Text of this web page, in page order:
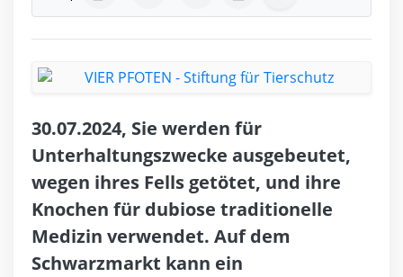
30.07.2024, Sie werden für
Unterhaltungszwecke ausgebeutet,
wegen ihres Fells getötet, und ihre
Knochen für dubiose traditionelle
Medizin verwendet. Auf dem
Schwarzmarkt kann ein